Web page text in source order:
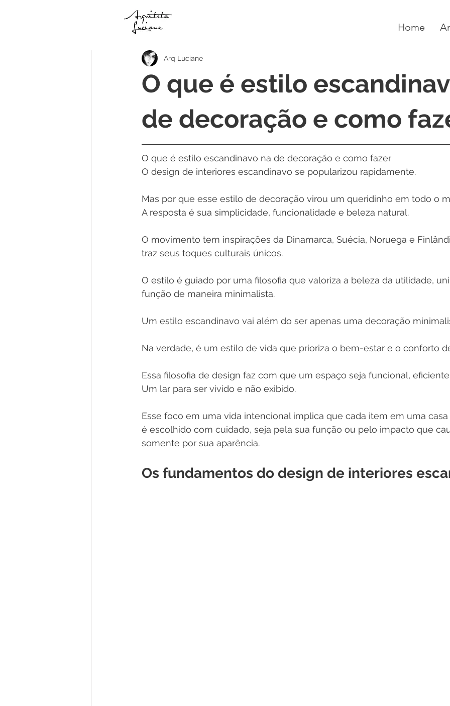
Home
O que é estilo
de decoração e como
Arq Luciane
O que é estilo escandinavo na de decoração e como fazer
O design de interiores escandinavo se popularizou rapidamente.
Mas por que esse estilo de decoração virou um queridinho em todo o
A resposta é sua simplicidade, funcionalidade e beleza natural.
O movimento tem inspirações da Dinamarca, Suécia, Noruega e
traz seus toques culturais únicos.
O estilo é guiado por uma filosofia que valoriza a beleza da utilidade,
função de maneira minimalista.
Um estilo escandinavo vai além do ser apenas uma decoração
Na verdade, é um estilo de vida que prioriza o bem-estar e o conforto
Essa filosofia de design faz com que um espaço seja funcional,
Um lar para ser vivido e não exibido.
Esse foco em uma vida intencional implica que cada item em uma
é escolhido com cuidado, seja pela sua função ou pelo impacto que
somente por sua aparência.
Os fundamentos do design de interiores